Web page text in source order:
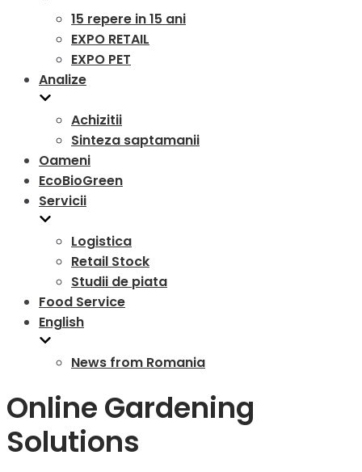
15 repere in 15 ani
EXPO RETAIL
EXPO PET
Analize
Achizitii
Sinteza saptamanii
Oameni
EcoBioGreen
Servicii
Logistica
Retail Stock
Studii de piata
Food Service
English
News from Romania
Online Gardening
Solutions